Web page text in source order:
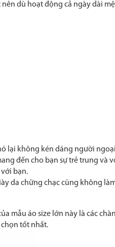
dù hoạt động cả ngày dài
lại không kén dáng người
đến cho bạn sự trẻ trung
bạn.
da chững chạc cũng không
áo size lớn này là các
tốt nhất.